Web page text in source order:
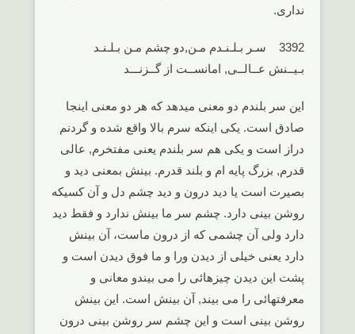
نداری.
3392 سـر بـلـنـدم مـن,دو چشم مـن بـلـنـد
بـیــنش عــالــی, امانســت از گــزنـــد
این سر بلندم دو معنی میدهد که هر دو معنی اینجا
صادق است. یکی اینکه سرم بالا واقع شده و گردنم
دراز است و یکی هم سر بلندم یعنی مفتخرم, عالی
قدرم, بزرگ پایه ام و بلند قدرم. بینش بمعنی دید و
بصیرت است یا دید درون و دید چشم دل و آن کسیکه
روشن بینی دارد. چشم سر ما بینش ندارد و فقط دید
دارد ولی آن چشمی که از درون ماست، آن بینش
دارد یعنی خیلی از دیدن ورا و ما فوق دیدن است و
پشت این دیدن چیزهائی را می بیندو معانی و
معرفتهائی را می بیند, آن بینش است. این بینش
روشن بینی است و این چشم سر روشن بینی درون